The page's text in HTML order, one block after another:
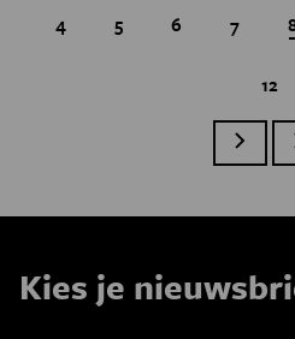
Page
4 Page
5 Page
6 Page
7
Page
12
Kies je